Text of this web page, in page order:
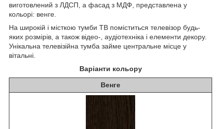
виготовлений з ЛДСП, а фасад з МДФ, представлена у
кольорі: венге.
На широкій і місткою тумби ТВ поміститься телевізор будь-
яких розмірів, а також відео-, аудіотехніка і елементи декору.
Унікальна телевізійна тумба займе центральне місце у
вітальні.
Варіанти кольору
Венге